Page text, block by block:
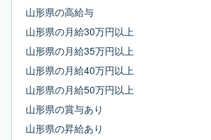
山形県の高給与
山形県の月給30万円以上
山形県の月給35万円以上
山形県の月給40万円以上
山形県の月給50万円以上
山形県の賞与あり
山形県の昇給あり